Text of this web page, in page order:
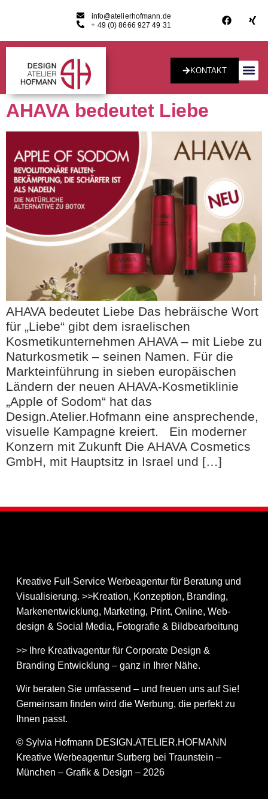
info@atelierhofmann.de
+ 49 (0) 8666 927 49 31
KONTAKT
AHAVA bedeutet Liebe
AHAVA bedeutet Liebe Das hebräische Wort
für „Liebe“ gibt dem israelischen
Kosmetikunternehmen AHAVA – mit Liebe zu
Naturkosmetik – seinen Namen. Für die
Markteinführung in sieben europäischen
Ländern der neuen AHAVA-Kosmetiklinie
„Apple of Sodom“ hat das
Design.Atelier.Hofmann eine ansprechende,
visuelle Kampagne kreiert. Ein moderner
Konzern mit Zukunft Die AHAVA Cosmetics
GmbH, mit Hauptsitz in Israel und […]
Kreative Full-Service Werbeagentur für Beratung und
Visualisierung. >>Kreation, Konzeption, Branding,
Markenentwicklung, Marketing, Print, Online, Web­
design & Social Media, Fotografie & Bildbear­bei­tung
>> Ihre Kreativagentur für Corporate Design &
Branding Entwicklung – ganz in Ihrer Nähe.
Wir beraten Sie umfassend – und freuen uns auf Sie!
Gemeinsam finden wird die Werbung, die perfekt zu
Ihnen passt.
© Sylvia Hofmann DESIGN.ATELIER.HOFMANN
Kreative Werbeagentur Surberg bei Traunstein –
München – Grafik & Design – 2026